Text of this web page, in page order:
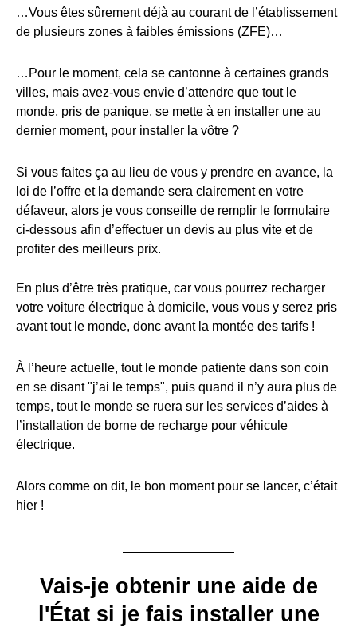
…Vous êtes sûrement déjà au courant de l’établissement
de plusieurs zones à faibles émissions (ZFE)…
…Pour le moment, cela se cantonne à certaines grands
villes, mais avez-vous envie d’attendre que tout le
monde, pris de panique, se mette à en installer une au
dernier moment, pour installer la vôtre ?
Si vous faites ça au lieu de vous y prendre en avance, la
loi de l’offre et la demande sera clairement en votre
défaveur, alors je vous conseille de remplir le formulaire
ci-dessous afin d’effectuer un devis au plus vite et de
profiter des meilleurs prix.
En plus d’être très pratique, car vous pourrez recharger
votre voiture électrique à domicile, vous vous y serez pris
avant tout le monde, donc avant la montée des tarifs !
À l’heure actuelle, tout le monde patiente dans son coin
en se disant "j’ai le temps", puis quand il n’y aura plus de
temps, tout le monde se ruera sur les services d’aides à
l’installation de borne de recharge pour véhicule
électrique.
Alors comme on dit, le bon moment pour se lancer, c’était
hier !
Vais-je obtenir une aide de
l'État si je fais installer une